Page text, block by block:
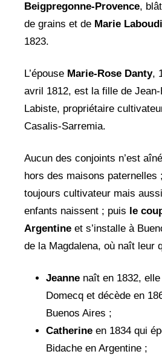
Beigpregonne-Provence,
de grains et de Marie
1823.
L’épouse Marie-Rose Danty,
avril 1812, est la fille de
Labiste, propriétaire
Casalis-Sarremia.
Aucun des conjoints n’est
hors des maisons paternelles
toujours cultivateur mais
enfants naissent ; puis le
Argentine et s’installe à
de la Magdalena, où naît leur
Jeanne naît en 1832,
Domecq et décède en
Buenos Aires ;
Catherine en 1834 qui
Bidache en Argentine ;